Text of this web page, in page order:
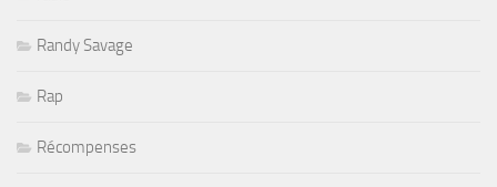
Randy Savage
Rap
Récompenses